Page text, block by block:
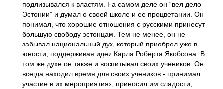
подлизывался к властям. На самом деле он “вел дело
Эстонии” и думал о своей школе и ее процветании. Он
понимал, что хорошие отношения с русскими принесут
большую свободу эстонцам. Тем не менее, он не
забывал национальный дух, который приобрел уже в
юности, поддерживая идеи Карла Роберта Якобсона. В
том же духе он также и воспитывал своих учеников. Он
всегда находил время для своих учеников - принимал
участие в их мероприятиях, приносил им сладости,